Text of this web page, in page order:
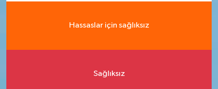
Hassaslar için sağlıksız
Sağlıksız